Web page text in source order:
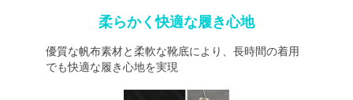
柔らかく快適な履き心地
優質な帆布素材と柔軟な靴底により、長時間の着用
でも快適な履き心地を実現